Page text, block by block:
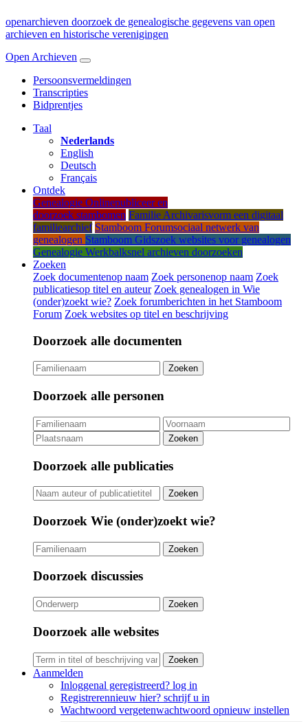
openarchieven doorzoek de genealogische gegevens van open
archieven en historische verenigingen
Open Archieven
Persoonsvermeldingen
Transcripties
Bidprentjes
Taal
Nederlands
English
Deutsch
Français
Ontdek
Genealogie Onlinepubliceer en
doorzoek stambomen Familie Archivarisvorm een digitaal
familiearchief Stamboom Forumsociaal netwerk van
genealogen Stamboom Gidszoek websites voor genealogen
Genealogie Werkbalksnel archieven doorzoeken
Zoeken
Zoek documentenop naam Zoek personenop naam Zoek
publicatiesop titel en auteur Zoek genealogen in Wie
(onder)zoekt wie? Zoek forumberichten in het Stamboom
Forum Zoek websites op titel en beschrijving
Doorzoek alle documenten
Zoeken
Doorzoek alle personen
Zoeken
Doorzoek alle publicaties
Zoeken
Doorzoek Wie (onder)zoekt wie?
Zoeken
Doorzoek discussies
Zoeken
Doorzoek alle websites
Zoeken
Aanmelden
Inloggenal geregistreerd? log in
Registrerennieuw hier? schrijf u in
Wachtwoord vergetenwachtwoord opnieuw instellen